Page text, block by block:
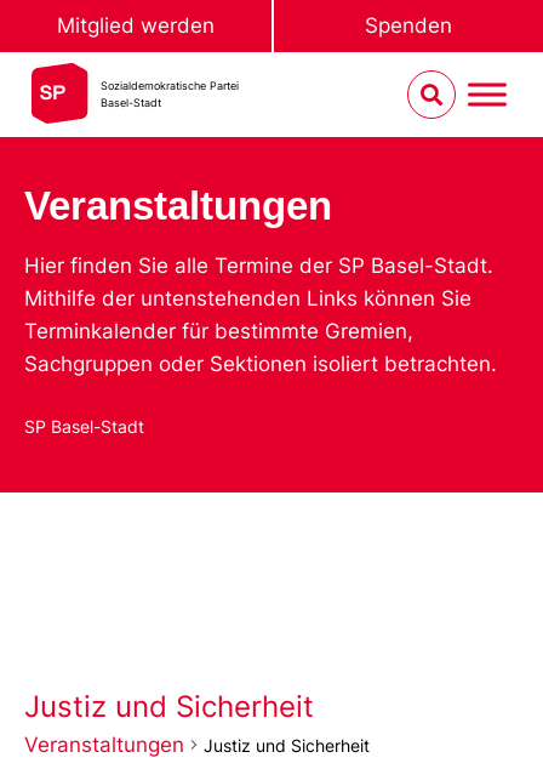
Mitglied werden Spenden
Sozialdemokratische Partei
Basel-Stadt
Veranstaltungen
Hier finden Sie alle Termine der SP Basel-Stadt.
Mithilfe der untenstehenden Links können Sie
Terminkalender für bestimmte Gremien,
Sachgruppen oder Sektionen isoliert betrachten.
SP Basel-Stadt
Justiz und Sicherheit
Veranstaltungen Justiz und Sicherheit